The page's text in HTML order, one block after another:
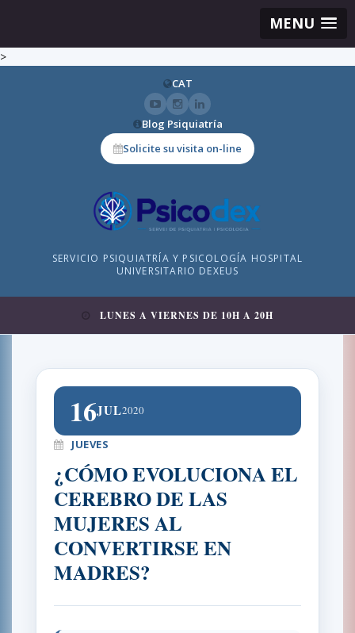
MENU
>
CAT
Blog Psiquiatría
Solicite su visita on-line
SERVICIO PSIQUIATRÍA Y PSICOLOGÍA HOSPITAL
UNIVERSITARIO DEXEUS
LUNES A VIERNES DE 10H A 20H
16JUL2020
JUEVES
¿CÓMO EVOLUCIONA EL
CEREBRO DE LAS
MUJERES AL
CONVERTIRSE EN
MADRES?